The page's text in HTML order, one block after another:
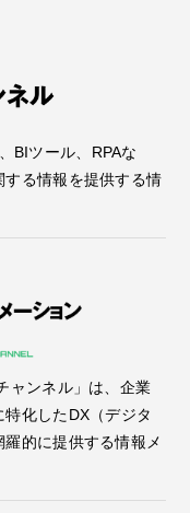
BIツール、RPAな
する情報を提供する情
ャンネル」は、企業
化したDX（デジタ
的に提供する情報メ